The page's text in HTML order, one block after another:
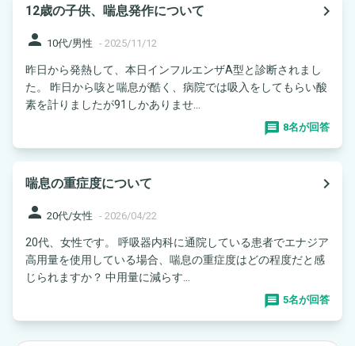
12歳の子供、喘息発作について
navigate_next
person 10代/男性 - 2025/11/12
昨日から発熱して、本日インフルエンザA型と診断されまし
た。 昨日から咳と喘息が酷く、病院では吸入をしてもらい酸
素を計りましたが91しかありませ...
8名が回答
喘息の重症度について
navigate_next
person 20代/女性 - 2026/04/22
20代、女性です。 呼吸器内科に通院している患者でエナジア
高用量を使用している場合、喘息の重症度はどの程度だと感
じられますか？ 中用量に減らす...
5名が回答